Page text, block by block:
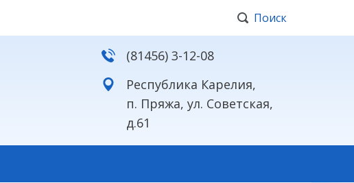
Поиск
(81456) 3-12-08
Республика Карелия,
п. Пряжа, ул. Советская,
д.61